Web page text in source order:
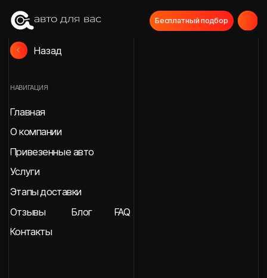
Бесплатный подбор
О компании
Привезенные авто
Этапы доставки
Отзывы
Блог FAQ